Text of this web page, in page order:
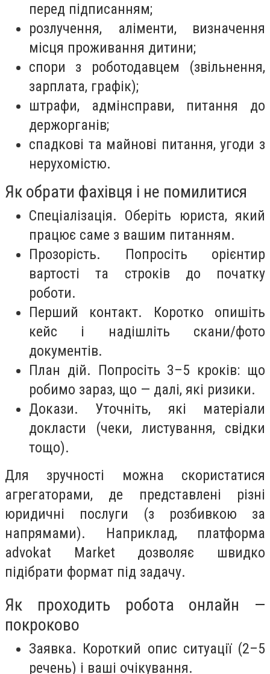
перед підписанням;
розлучення, аліменти, визначення
місця проживання дитини;
спори з роботодавцем (звільнення,
зарплата, графік);
штрафи, адмінсправи, питання до
держорганів;
спадкові та майнові питання, угоди з
нерухомістю.
Як обрати фахівця і не помилитися
Спеціалізація. Оберіть юриста, який
працює саме з вашим питанням.
Прозорість. Попросіть орієнтир
вартості та строків до початку
роботи.
Перший контакт. Коротко опишіть
кейс і надішліть скани/фото
документів.
План дій. Попросіть 3–5 кроків: що
робимо зараз, що — далі, які ризики.
Докази. Уточніть, які матеріали
докласти (чеки, листування, свідки
тощо).
Для зручності можна скористатися
агрегаторами, де представлені різні
юридичні послуги (з розбивкою за
напрямами). Наприклад, платформа
advokat Market дозволяє швидко
підібрати формат під задачу.
Як проходить робота онлайн —
покроково
Заявка. Короткий опис ситуації (2–5
речень) і ваші очікування.